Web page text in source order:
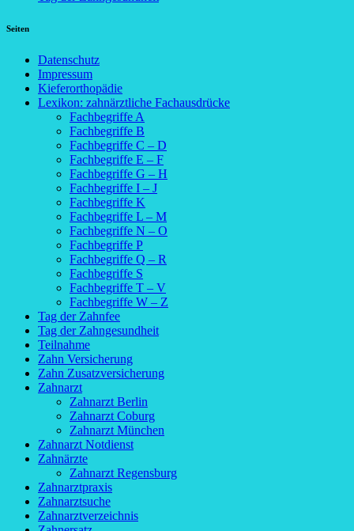
Seiten
Datenschutz
Impressum
Kieferorthopädie
Lexikon: zahnärztliche Fachausdrücke
Fachbegriffe A
Fachbegriffe B
Fachbegriffe C – D
Fachbegriffe E – F
Fachbegriffe G – H
Fachbegriffe I – J
Fachbegriffe K
Fachbegriffe L – M
Fachbegriffe N – O
Fachbegriffe P
Fachbegriffe Q – R
Fachbegriffe S
Fachbegriffe T – V
Fachbegriffe W – Z
Tag der Zahnfee
Tag der Zahngesundheit
Teilnahme
Zahn Versicherung
Zahn Zusatzversicherung
Zahnarzt
Zahnarzt Berlin
Zahnarzt Coburg
Zahnarzt München
Zahnarzt Notdienst
Zahnärzte
Zahnarzt Regensburg
Zahnarztpraxis
Zahnarztsuche
Zahnarztverzeichnis